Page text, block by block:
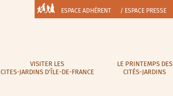
ESPACE ADHÉRENT / ESPACE PRESSE
VISITER LES
CITES-JARDINS D’ÎLE-DE-FRANCE
LE PRINTEMPS DES
CITÉS-JARDINS